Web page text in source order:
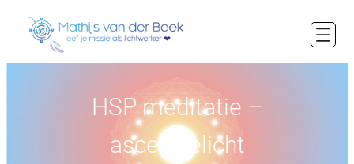
HSP meditatie –
ascensielicht